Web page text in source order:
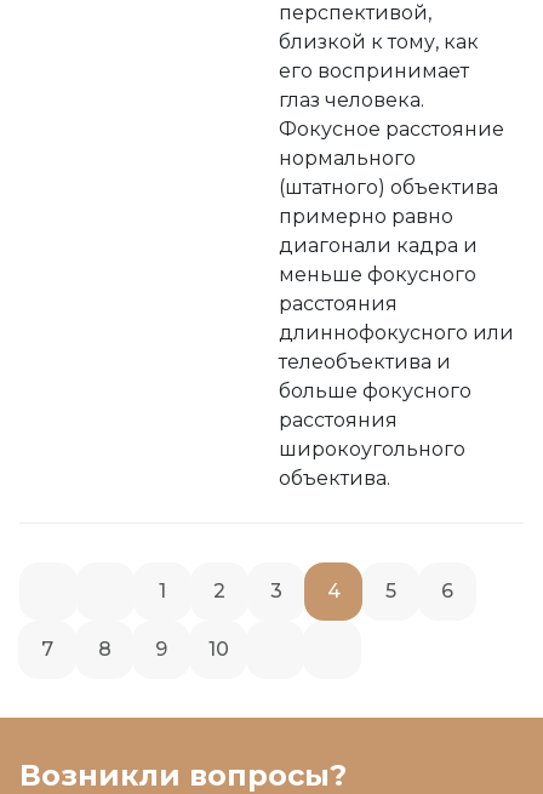
перспективой,
близкой к тому, как
его воспринимает
глаз человека.
Фокусное расстояние
нормального
(штатного) объектива
примерно равно
диагонали кадра и
меньше фокусного
расстояния
длиннофокусного или
телеобъектива и
больше фокусного
расстояния
широкоугольного
объектива.
1 2 3 4 5 6
7 8 9 10
Возникли вопросы?